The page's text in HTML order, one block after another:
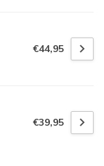
€44,95
€39,95